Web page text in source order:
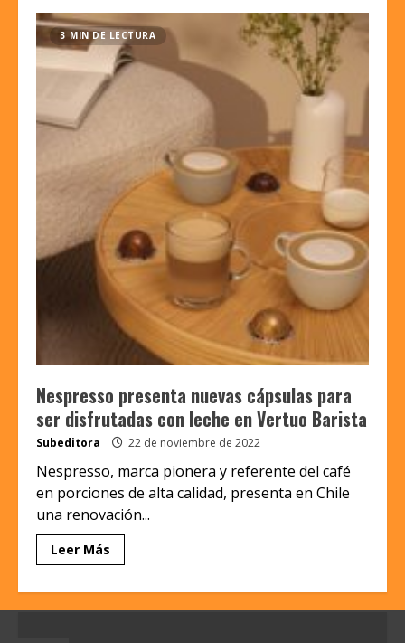
3 MIN DE LECTURA
Nespresso presenta nuevas cápsulas para
ser disfrutadas con leche en Vertuo Barista
Subeditora 22 de noviembre de 2022
Nespresso, marca pionera y referente del café
en porciones de alta calidad, presenta en Chile
una renovación...
Leer Más